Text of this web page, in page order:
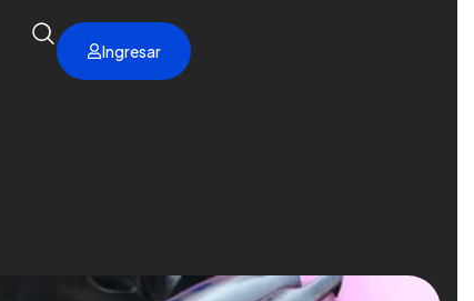
Ingresar